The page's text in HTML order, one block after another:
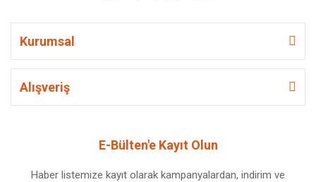
Kurumsal
Alışveriş
E-Bülten'e Kayıt Olun
Haber listemize kayıt olarak kampanyalardan, indirim ve